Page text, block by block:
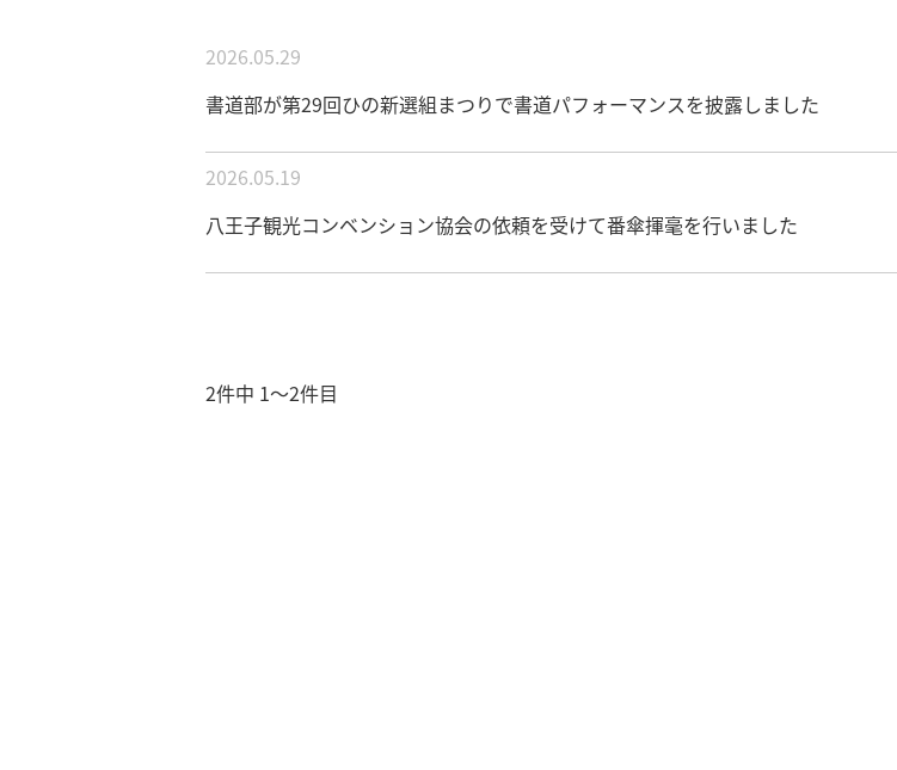
2026.05.29
書道部が第29回ひの新選組まつりで書道パフォーマンスを披露しました
2026.05.19
八王子観光コンベンション協会の依頼を受けて番傘揮毫を行いました
2件中 1〜2件目